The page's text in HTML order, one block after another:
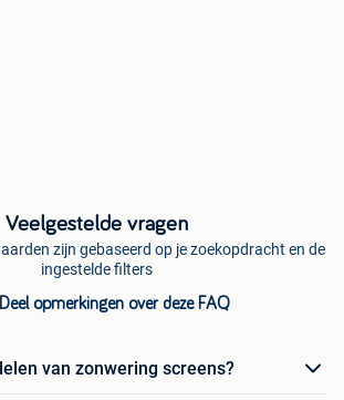
Veelgestelde vragen
zijn gebaseerd op je zoekopdracht en de
ingestelde filters
Deel opmerkingen over deze FAQ
van zonwering screens?